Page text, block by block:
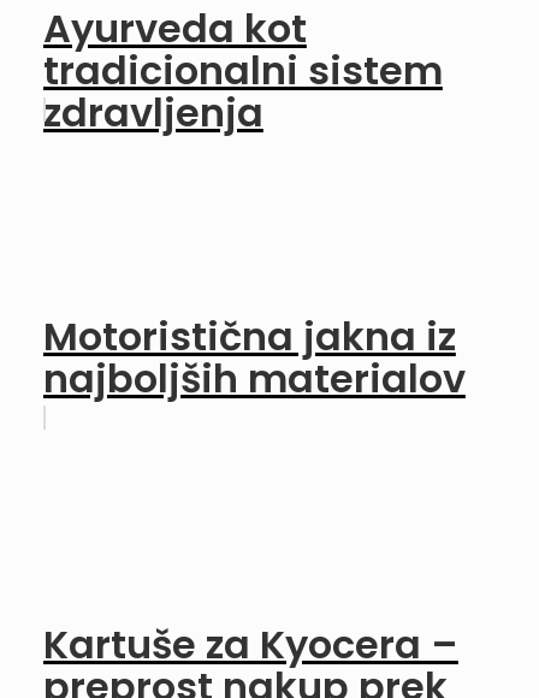
Ayurveda kot
tradicionalni sistem
zdravljenja
Motoristična jakna iz
najboljših materialov
Kartuše za Kyocera –
preprost nakup prek